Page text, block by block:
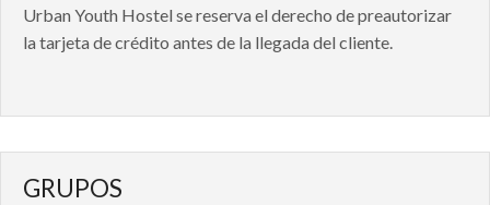
Urban Youth Hostel se reserva el derecho de preautorizar
la tarjeta de crédito antes de la llegada del cliente.
GRUPOS